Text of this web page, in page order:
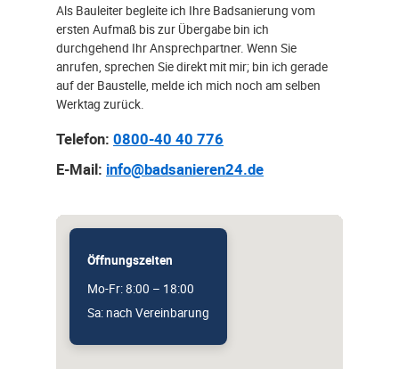
Als Bauleiter begleite ich Ihre Badsanierung vom
ersten Aufmaß bis zur Übergabe bin ich
durchgehend Ihr Ansprechpartner. Wenn Sie
anrufen, sprechen Sie direkt mit mir; bin ich gerade
auf der Baustelle, melde ich mich noch am selben
Werktag zurück.
Telefon: 0800-40 40 776
E-Mail: info@badsanieren24.de
Öffnungszeiten
Mo-Fr: 8:00 – 18:00
Sa: nach Vereinbarung